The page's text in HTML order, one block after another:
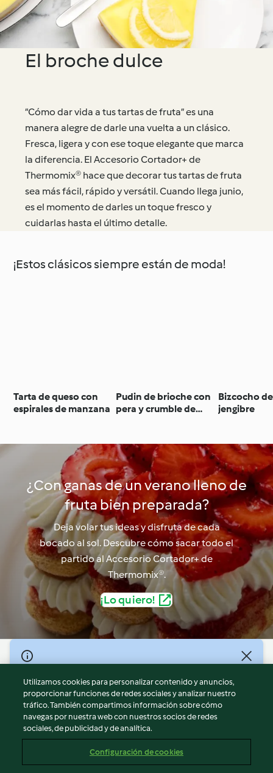
El broche dulce
“Cómo dar vida a tus tartas de fruta” es una
manera alegre de darle una vuelta a un clásico.
Fresca, ligera y con ese toque elegante que marca
la diferencia. El Accesorio Cortador+ de
Thermomix® hace que decorar tus tartas de fruta
sea más fácil, rápido y versátil. Cuando llega junio,
es el momento de darles un toque fresco y
cuidarlas hasta el último detalle.
¡Estos clásicos siempre están de moda!
Tarta de queso con
espirales de manzana
Pudin de brioche con
pera y crumble de
Bizcocho
jengibre
¿Con ganas de un verano lleno de
fruta bien preparada?
Deja volar tus ideas y disfruta de cada
bocado al sol. Descubre cómo sacar todo el
partido al Accesorio Cortador+ de
Thermomix®.
¡Lo quiero!
© Copyright 2026
Términos de uso
Política de privacidad
Aviso legal
Información legal
Reportar contenido
Utilizamos cookies para personalizar contenido y anuncios,
proporcionar funciones de redes sociales y analizar nuestro
tráfico. También compartimos información sobre cómo
navegas por nuestra web con nuestros socios de redes
sociales, de publicidad y de analítica.
Configuración de cookies